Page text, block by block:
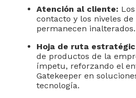
Atención al cliente:
contacto y los niveles
permanecen inalterados.
Hoja de ruta
de productos de la
ímpetu, reforzando el
Gatekeeper en
tecnología.